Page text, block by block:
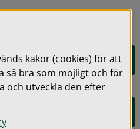
kakor (cookies) för att
så bra som möjligt och för
och utveckla den efter